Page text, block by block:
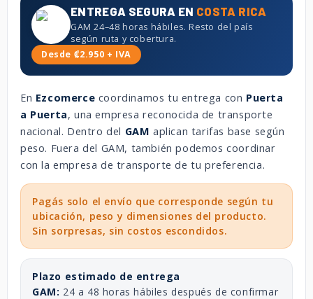
ENTREGA SEGURA EN COSTA RICA
GAM 24–48 horas hábiles. Resto del país
según ruta y cobertura.
Desde ₡2.950 + IVA
En Ezcomerce coordinamos tu entrega con Puerta
a Puerta, una empresa reconocida de transporte
nacional. Dentro del GAM aplican tarifas base según
peso. Fuera del GAM, también podemos coordinar
con la empresa de transporte de tu preferencia.
Pagás solo el envío que corresponde según tu
ubicación, peso y dimensiones del producto.
Sin sorpresas, sin costos escondidos.
Plazo estimado de entrega
GAM: 24 a 48 horas hábiles después de confirmar